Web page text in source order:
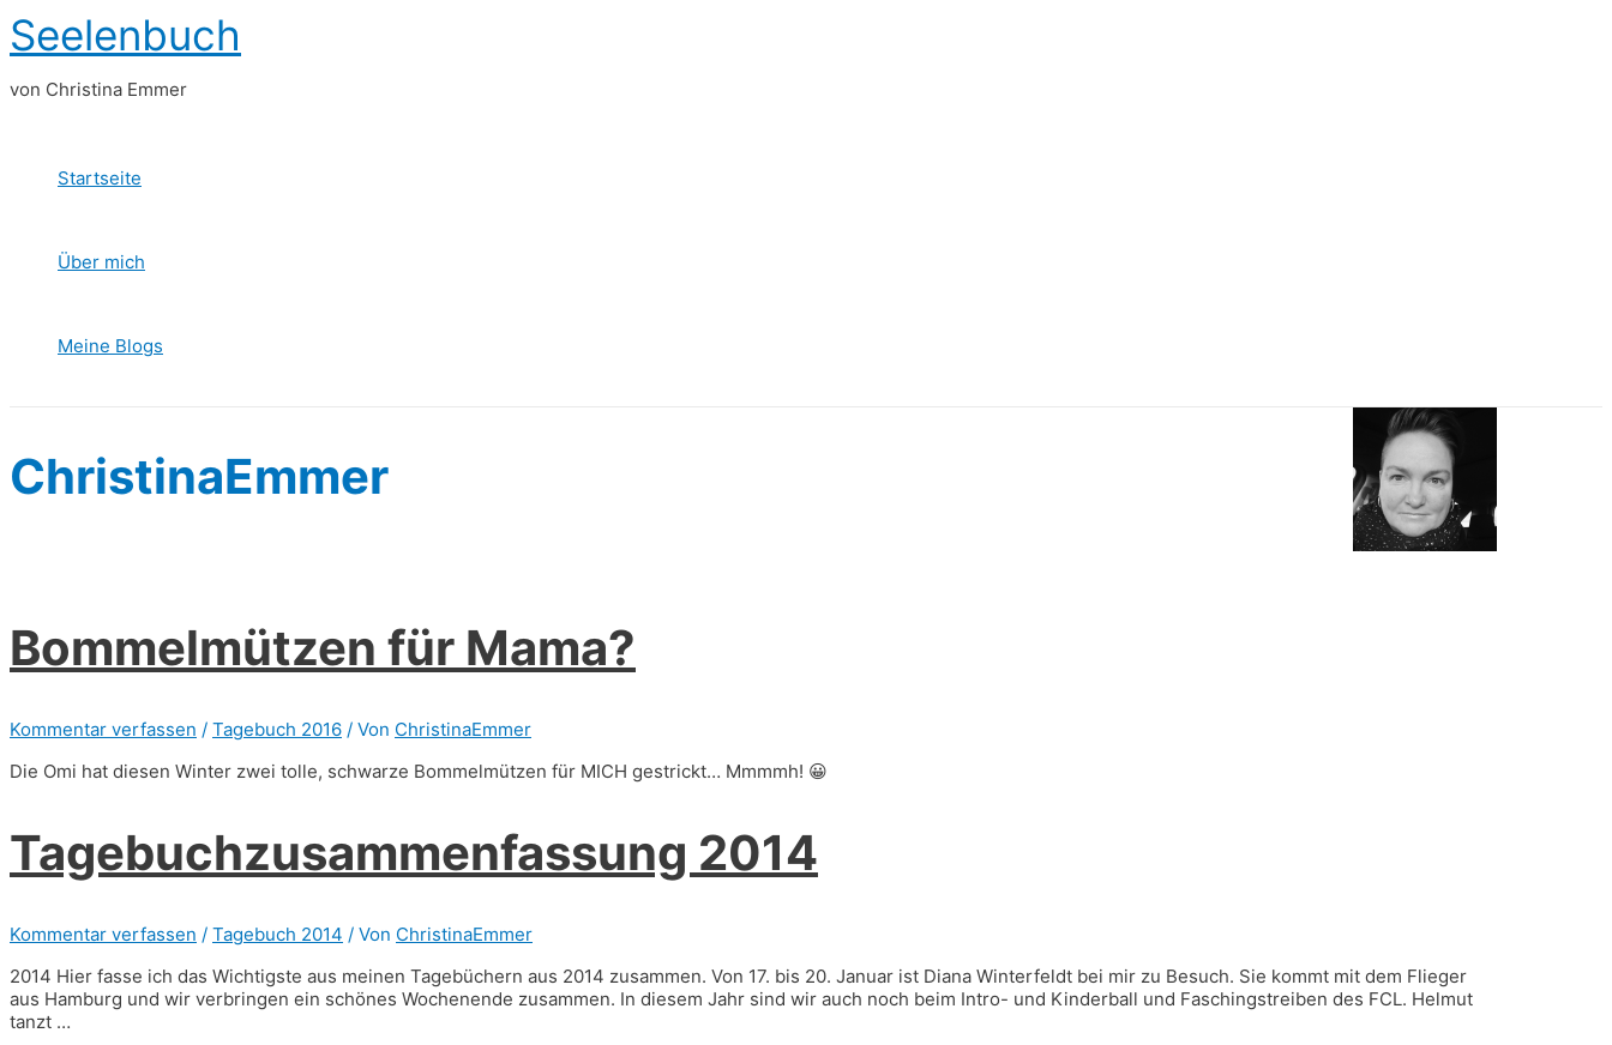
Zum
Inhalt
Seelenbuch
von Christina Emmer
Startseite
Über mich
Meine Blogs
ChristinaEmmer
Bommelmützen für Mama?
Kommentar verfassen / Tagebuch 2016 / Von ChristinaEmmer
Die Omi hat diesen Winter zwei tolle, schwarze Bommelmützen für MICH gestrickt… Mmmmh! 😀
Tagebuchzusammenfassung 2014
Kommentar verfassen / Tagebuch 2014 / Von ChristinaEmmer
2014 Hier fasse ich das Wichtigste aus meinen Tagebüchern aus 2014 zusammen. Von 17. bis 20. Januar ist Diana Winterfeldt bei mir zu Besuch. Sie kommt mit dem Flieger
aus Hamburg und wir verbringen ein schönes Wochenende zusammen. In diesem Jahr sind wir auch noch beim Intro- und Kinderball und Faschingstreiben des FCL. Helmut
tanzt …